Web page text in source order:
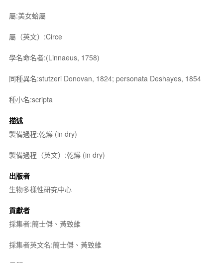
屬:美女蛤屬
屬（英文）:Circe
學名命名者:(Linnaeus, 1758)
同種異名:stutzeri Donovan, 1824; personata Deshayes, 1854
種小名:scripta
描述
製備過程:乾燥 (in dry)
製備過程（英文）:乾燥 (in dry)
出版者
生物多樣性研究中心
貢獻者
採集者:簡士傑、黃致維
採集者英文名:簡士傑、黃致維